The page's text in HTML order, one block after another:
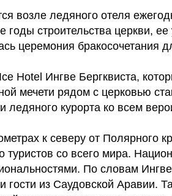
возле ледяного отеля
строительства церкви, ее
церемония бракосочетания
Hotel Ингве Бергквиста,
мечети рядом с церковью
ледяного курорта ко всем
к северу от Полярного
туристов со всего мира.
По словам
гости из Саудовской Аравии.